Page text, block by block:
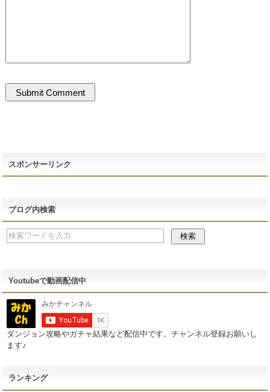
スポンサーリンク
ブログ内検索
Youtubeで動画配信中
ダンジョン攻略やガチャ結果など配信中です。チャンネル登録お願いし
ます♪
ランキング